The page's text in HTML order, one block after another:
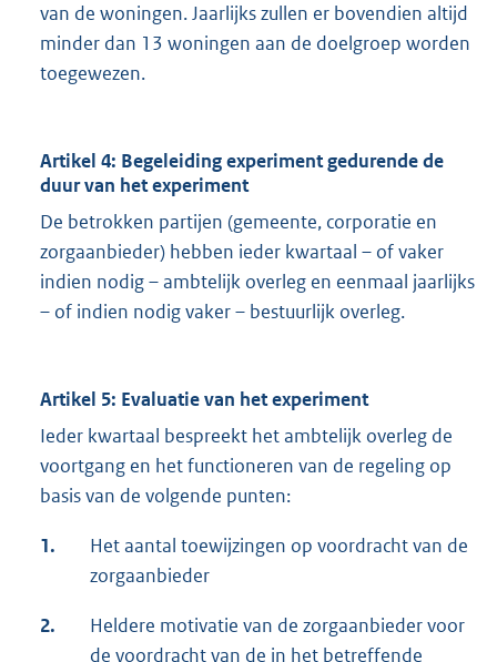
van de woningen. Jaarlijks zullen er bovendien altijd
minder dan 13 woningen aan de doelgroep worden
toegewezen.
Artikel 4: Begeleiding experiment gedurende de
duur van het experiment
De betrokken partijen (gemeente, corporatie en
zorgaanbieder) hebben ieder kwartaal – of vaker
indien nodig – ambtelijk overleg en eenmaal jaarlijks
– of indien nodig vaker – bestuurlijk overleg.
Artikel 5: Evaluatie van het experiment
Ieder kwartaal bespreekt het ambtelijk overleg de
voortgang en het functioneren van de regeling op
basis van de volgende punten:
1.
Het aantal toewijzingen op voordracht van de
zorgaanbieder
2.
Heldere motivatie van de zorgaanbieder voor
de voordracht van de in het betreffende